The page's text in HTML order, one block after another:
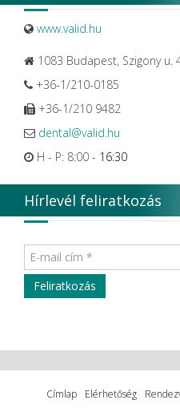
www.valid.hu
1083 Budapest, Szigony u.
+36-1/210-0185
+36-1/210 9482
dental@valid.hu
H - P: 8:00 - 16:30
Hírlevél feliratkozás
Címlap Elérhetőség